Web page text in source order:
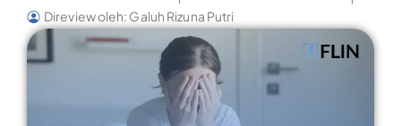
Direview oleh: Galuh Rizuna Putri